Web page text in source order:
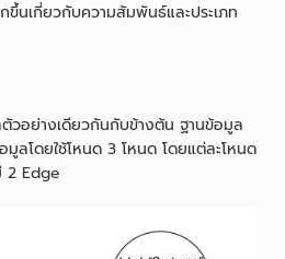
นเกี่ยวกับความสัมพันธ์และประเภท
ตัวอย่างเดียวกันกับข้างต้น ฐานข้อมูล
มูลโดยใช้โหนด 3 โหนด โดยแต่ละโหนด
2 Edge